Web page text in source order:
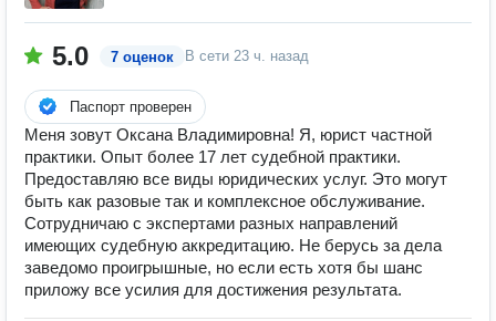
5.0 7 оценок В сети 23 ч. назад
Паспорт проверен
Меня зовут Оксана Владимировна! Я, юрист частной
практики. Опыт более 17 лет судебной практики.
Предоставляю все виды юридических услуг. Это могут
быть как разовые так и комплексное обслуживание.
Сотрудничаю с экспертами разных направлений
имеющих судебную аккредитацию. Не берусь за дела
заведомо проигрышные, но если есть хотя бы шанс
приложу все усилия для достижения результата.